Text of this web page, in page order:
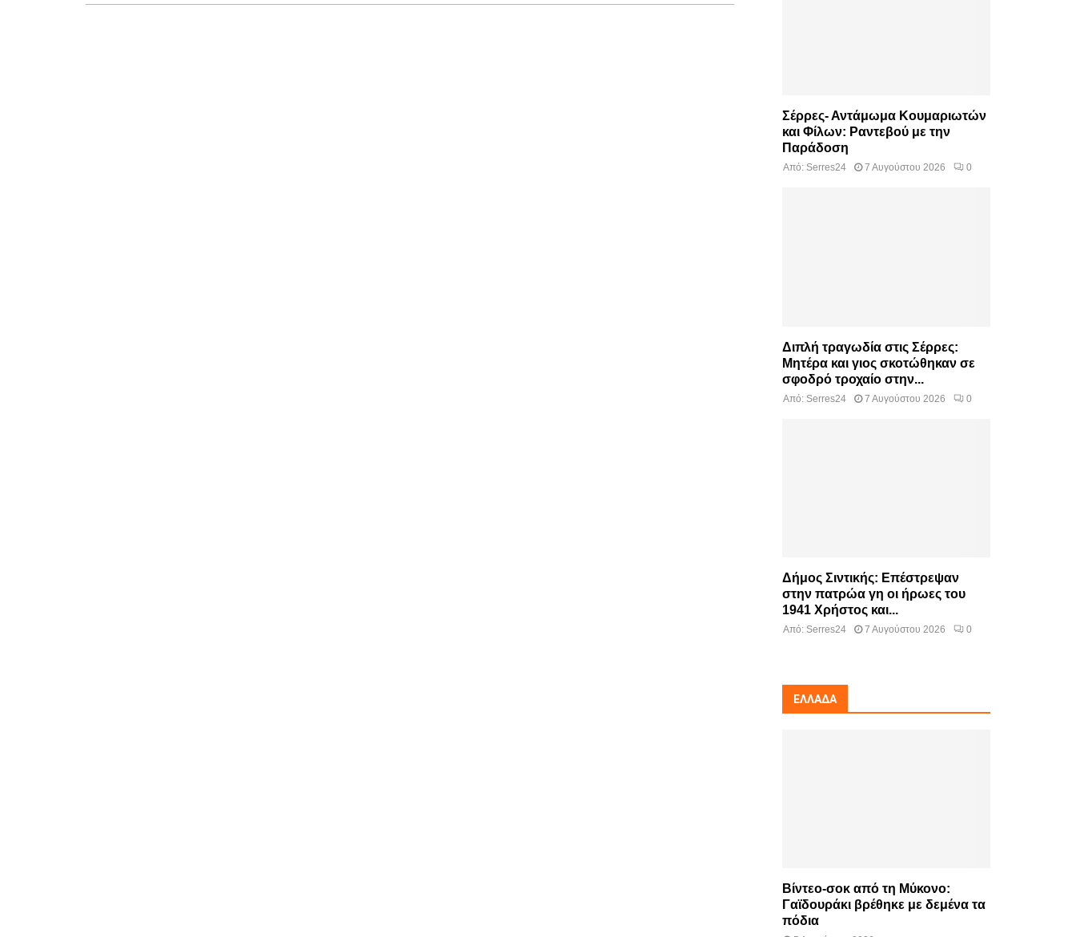
Σέρρες- Αντάμωμα Κουμαριωτών
και Φίλων: Ραντεβού με την
Παράδοση
Από: Serres24 7 Αυγούστου 2026 0
Διπλή τραγωδία στις Σέρρες:
Μητέρα και γιος σκοτώθηκαν σε
σφοδρό τροχαίο στην...
Από: Serres24 7 Αυγούστου 2026 0
Δήμος Σιντικής: Επέστρεψαν
στην πατρώα γη οι ήρωες του
1941 Χρήστος και...
Από: Serres24 7 Αυγούστου 2026 0
ΕΛΛΆΔΑ
Βίντεο-σοκ από τη Μύκονο:
Γαϊδουράκι βρέθηκε με δεμένα τα
πόδια